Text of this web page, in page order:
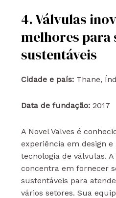
4. Válvulas
melhores para
sustentáveis
Cidade e país:Thane,
Data de fundação:2017
A Novel Valves é
experiência em design e
tecnologia de válvulas.
concentra em fornecer
sustentáveis para
vários setores. Sua